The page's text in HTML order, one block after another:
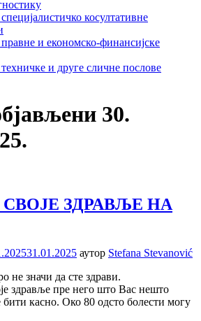
косултативне
и економско-финансијске
и друге сличне послове
30.
ЗДРАВЉЕ НА
31.01.2025 аутор Stefana Stevanović
не значи да сте здрави.
здравље пре него што Вас нешто
касно. Око 80 одсто болести могу